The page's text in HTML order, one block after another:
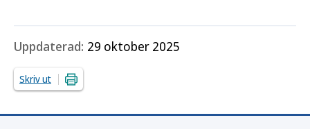
Uppdaterad: 29 oktober 2025
Skriv ut